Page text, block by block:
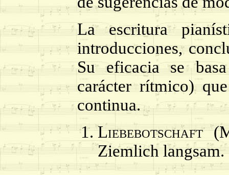
La escritura
introducciones,
Su eficacia se
carácter rítmico)
continua.
Liebebotschaft
Ziemlich langsam.